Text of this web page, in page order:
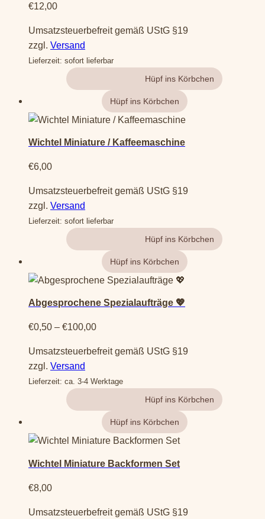
€12,00
Umsatzsteuerbefreit gemäß UStG §19
zzgl. Versand
Lieferzeit: sofort lieferbar
Wichtel Miniature / Kaffeemaschine
€6,00
Umsatzsteuerbefreit gemäß UStG §19
zzgl. Versand
Lieferzeit: sofort lieferbar
Dieses
weist
mehrere
auf.
Die
Optionen
Produktseite
Abgesprochene Spezialaufträge 💖
€0,50 – €100,00Preisspanne:
bis
Umsatzsteuerbefreit gemäß UStG §19
zzgl. Versand
Lieferzeit: ca. 3-4 Werktage
Wichtel Miniature Backformen Set
€8,00
Umsatzsteuerbefreit gemäß UStG §19